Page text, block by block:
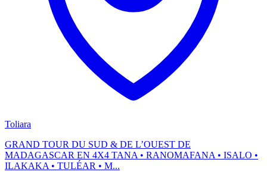
Toliara
GRAND TOUR DU SUD & DE L’OUEST DE
MADAGASCAR EN 4X4 TANA • RANOMAFANA • ISALO •
ILAKAKA • TULÉAR • M...